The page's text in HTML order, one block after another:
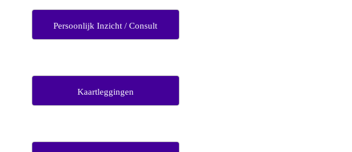
Persoonlijk Inzicht / Consult
Kaartleggingen